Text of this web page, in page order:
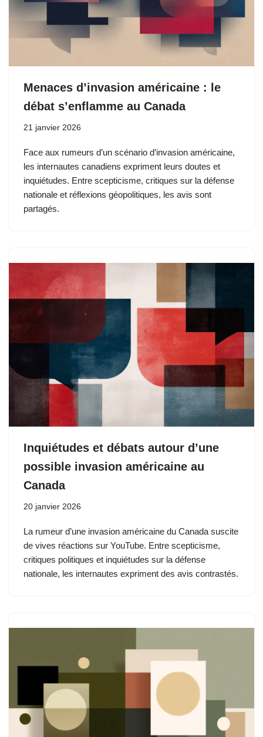
Menaces d’invasion américaine : le
débat s’enflamme au Canada
21 janvier 2026
Face aux rumeurs d’un scénario d’invasion américaine,
les internautes canadiens expriment leurs doutes et
inquiétudes. Entre scepticisme, critiques sur la défense
nationale et réflexions géopolitiques, les avis sont
partagés.
Inquiétudes et débats autour d’une
possible invasion américaine au
Canada
20 janvier 2026
La rumeur d’une invasion américaine du Canada suscite
de vives réactions sur YouTube. Entre scepticisme,
critiques politiques et inquiétudes sur la défense
nationale, les internautes expriment des avis contrastés.